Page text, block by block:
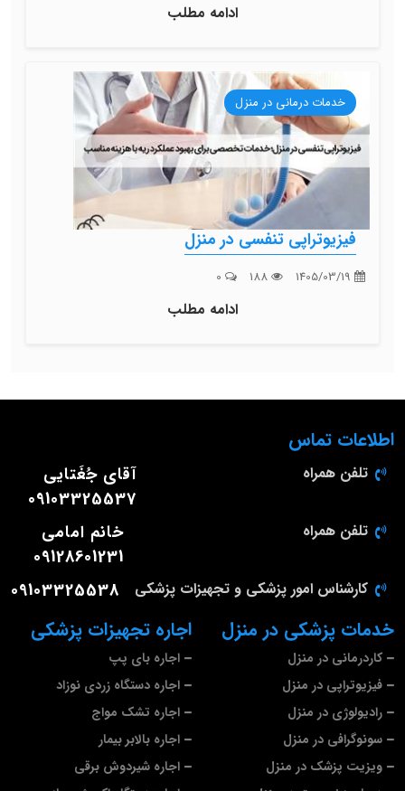
ادامه مطلب
خدمات درمانی در منزل
فیزیوتراپی تنفسی در منزل
ادامه مطلب
اجاره تجهیزات پزشکی
اجاره بای پپ
اجاره دستگاه زردی نوزاد
اجاره تشک مواج
اجاره بالابر بیمار
اجاره شیردوش برقی
خدمات پزشکی در منزل
کاردرمانی در منزل
فیزیوتراپی در منزل
رادیولوژی در منزل
سونوگرافی در منزل
ویزیت پزشک در منزل
اطلاعات تماس
تلفن همراه
آقای جُغَتایی
09103325537
تلفن همراه
خانم امامی
09128601231
کارشناس امور پزشکی و تجهیزات پزشکی 09103325538